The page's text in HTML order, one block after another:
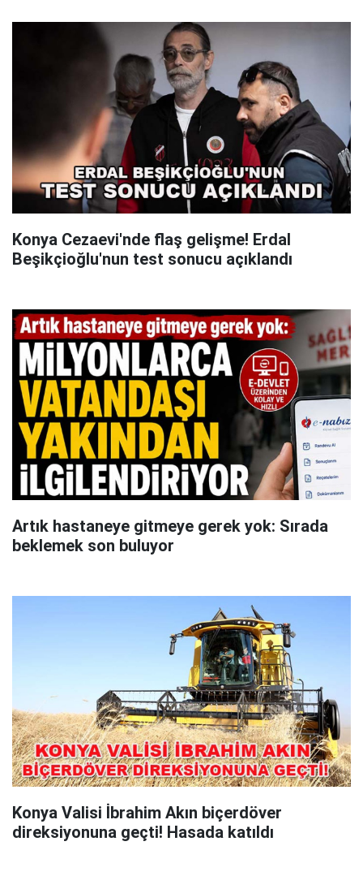
Konya Cezaevi'nde flaş gelişme! Erdal
Beşikçioğlu'nun test sonucu açıklandı
Artık hastaneye gitmeye gerek yok: Sırada
beklemek son buluyor
Konya Valisi İbrahim Akın biçerdöver
direksiyonuna geçti! Hasada katıldı